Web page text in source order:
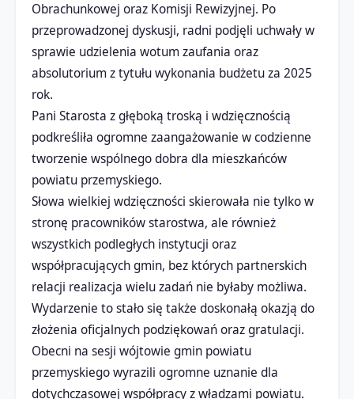
Obrachunkowej oraz Komisji Rewizyjnej. Po
przeprowadzonej dyskusji, radni podjęli uchwały w
sprawie udzielenia wotum zaufania oraz
absolutorium z tytułu wykonania budżetu za 2025
rok.
Pani Starosta z głęboką troską i wdzięcznością
podkreśliła ogromne zaangażowanie w codzienne
tworzenie wspólnego dobra dla mieszkańców
powiatu przemyskiego.
Słowa wielkiej wdzięczności skierowała nie tylko w
stronę pracowników starostwa, ale również
wszystkich podległych instytucji oraz
współpracujących gmin, bez których partnerskich
relacji realizacja wielu zadań nie byłaby możliwa.
Wydarzenie to stało się także doskonałą okazją do
złożenia oficjalnych podziękowań oraz gratulacji.
Obecni na sesji wójtowie gmin powiatu
przemyskiego wyrazili ogromne uznanie dla
dotychczasowej współpracy z władzami powiatu.